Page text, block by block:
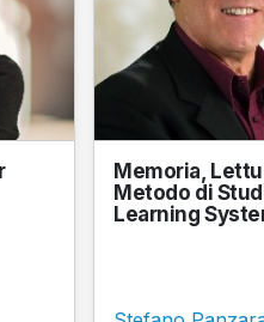
Memoria,
Metodo di
Learning